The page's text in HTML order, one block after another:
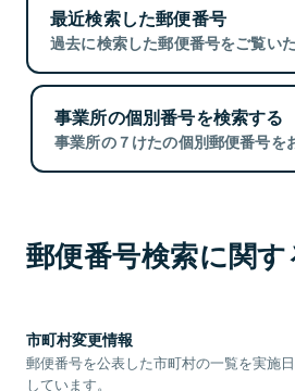
最近検索した郵便番号
過去に検索した郵便番号をご覧いた
事業所の個別番号を検索する
事業所の７けたの個別郵便番号を
郵便番号検索に関
市町村変更情報
郵便番号を公表した市町村の一覧を実施
しています。